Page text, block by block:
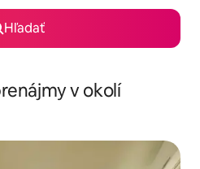
Hľadať
v okolí